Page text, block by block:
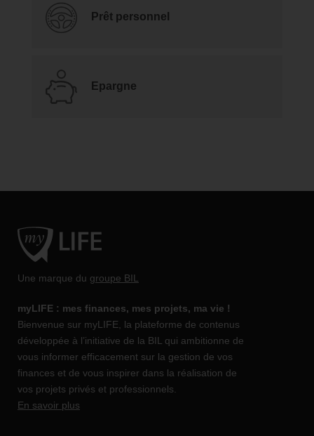
Prêt personnel
Epargne
Une marque du groupe BIL
myLIFE : mes finances, mes projets, ma vie !
Bienvenue sur myLIFE, la plateforme de contenus
développée à l’initiative de la BIL qui ambitionne de
vous informer efficacement sur la gestion de vos
finances et de vous inspirer dans la réalisation de
vos projets privés et professionnels.
En savoir plus